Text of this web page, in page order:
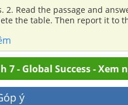
Read the passage and
the table. Then report it to
4 (full name, location,
7 - Global Success - Xem
ý